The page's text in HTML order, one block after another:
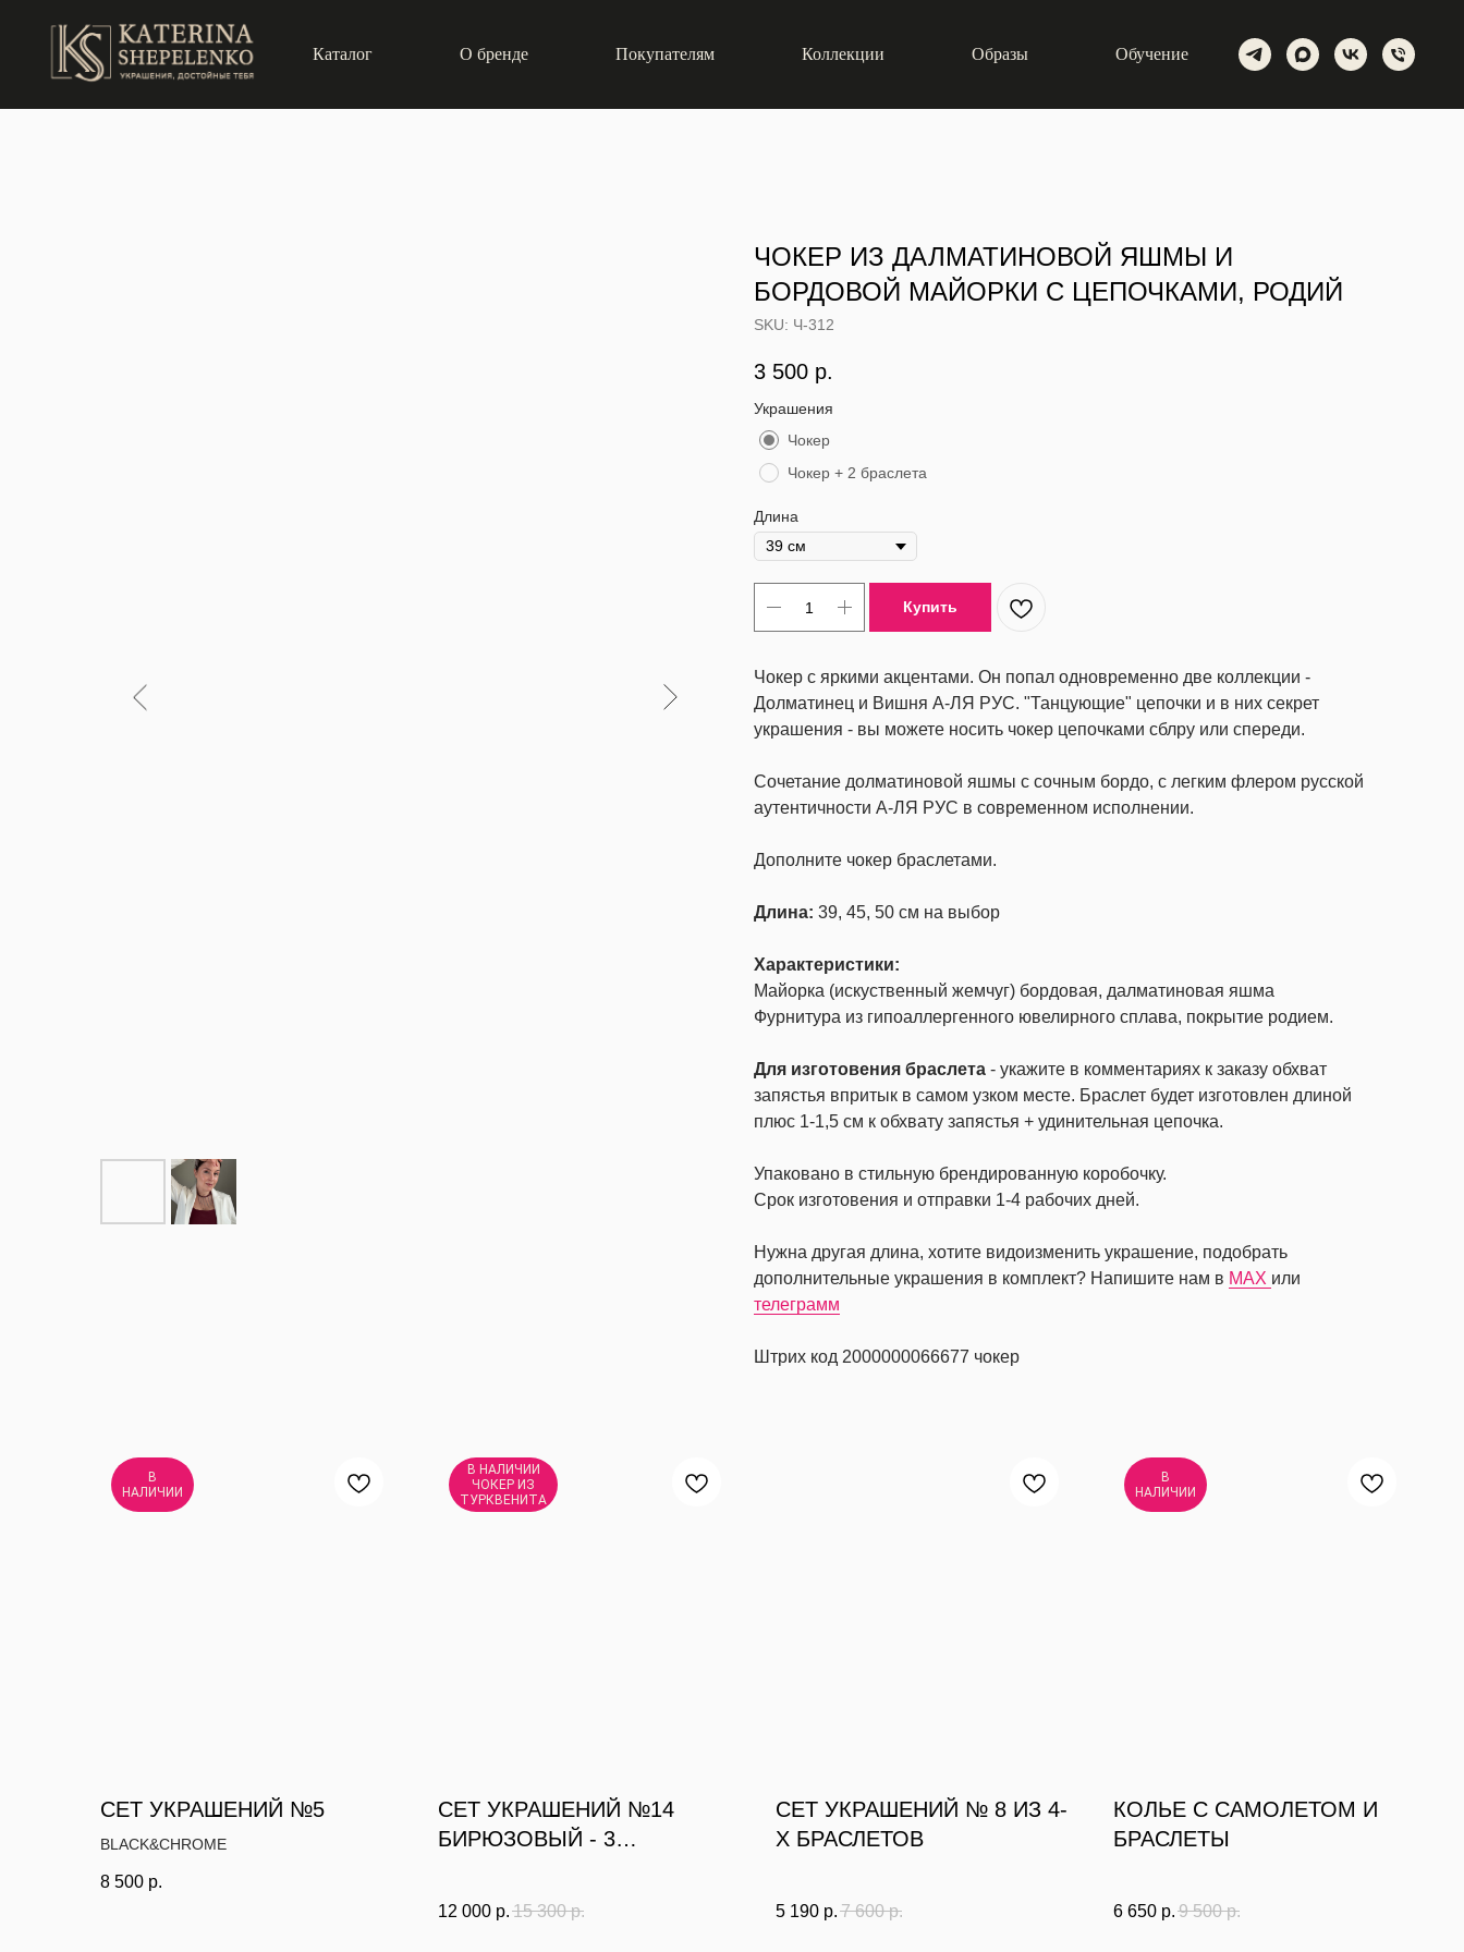
Каталог О бренде Покупателям Коллекции Образы Обучение
ЧОКЕР ИЗ ДАЛМАТИНОВОЙ ЯШМЫ И
БОРДОВОЙ МАЙОРКИ С ЦЕПОЧКАМИ, РОДИЙ
SKU: Ч-312
3 500 р.
Украшения
Чокер
Чокер + 2 браслета
Длина
Купить
Чокер с яркими акцентами. Он попал одновременно две коллекции -
Долматинец и Вишня А-ЛЯ РУС. "Танцующие" цепочки и в них секрет
украшения - вы можете носить чокер цепочками сблру или спереди.
Сочетание долматиновой яшмы с сочным бордо, с легким флером русской
аутентичности А-ЛЯ РУС в современном исполнении.
Дополните чокер браслетами.
Длина: 39, 45, 50 см на выбор
Характеристики:
Майорка (искуственный жемчуг) бордовая, далматиновая яшма
Фурнитура из гипоаллергенного ювелирного сплава, покрытие родием.
Для изготовения браслета - укажите в комментариях к заказу обхват
запястья впритык в самом узком месте. Браслет будет изготовлен длиной
плюс 1-1,5 см к обхвату запястья + удинительная цепочка.
Упаковано в стильную брендированную коробочку.
Срок изготовения и отправки 1-4 рабочих дней.
Нужна другая длина, хотите видоизменить украшение, подобрать
дополнительные украшения в комплект? Напишите нам в MAX или
телеграмм
Штрих код 2000000066677 чокер
В
НАЛИЧИИ
СЕТ УКРАШЕНИЙ №5
BLACK&CHROME
8 500 р.
В НАЛИЧИИ
ЧОКЕР ИЗ
ТУРКВЕНИТА
СЕТ УКРАШЕНИЙ №14
БИРЮЗОВЫЙ - 3
12 000 р. 15 300 р.
СЕТ УКРАШЕНИЙ № 8 ИЗ 4-
Х БРАСЛЕТОВ
5 190 р. 7 600 р.
В
НАЛИЧИИ
КОЛЬЕ С САМОЛЕТОМ И
БРАСЛЕТЫ
6 650 р. 9 500 р.